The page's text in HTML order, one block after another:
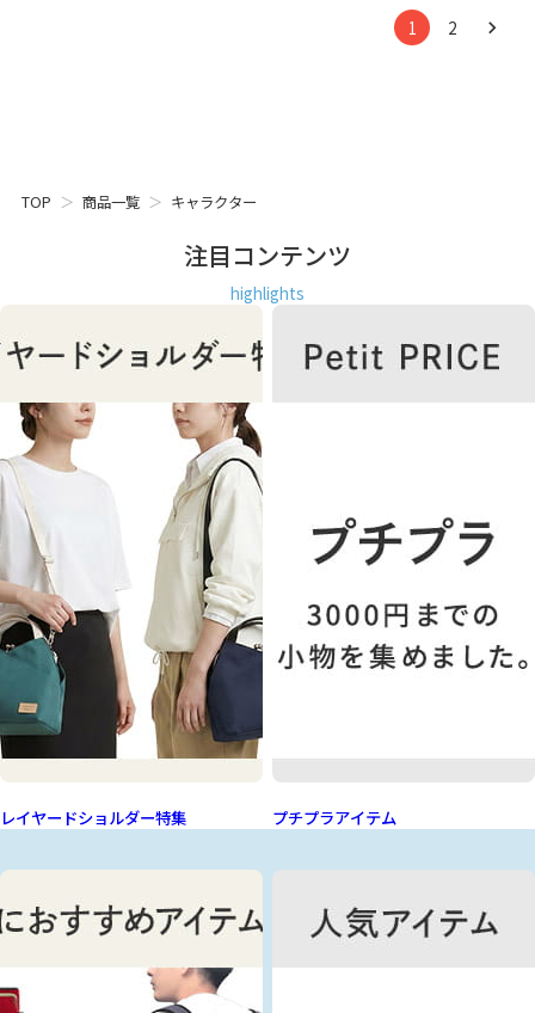
1 2
TOP 商品一覧 キャラクター
注目コンテンツ
highlights
レイヤードショルダー特集 プチプラアイテム